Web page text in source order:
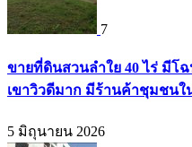
7
ขายที่ดินสวนลำใย 40 ไร่ มีโ
เขาวิวดีมาก มีร้านค้าชุมชนใ
5 มิถุนายน 2026